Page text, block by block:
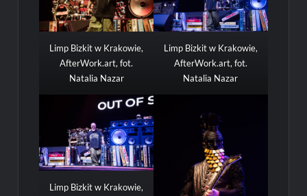
Limp Bizkit w Krakowie,
AfterWork.art, fot.
Natalia Nazar
Limp Bizkit w Krakowie,
AfterWork.art, fot.
Natalia Nazar
Limp Bizkit w Krakowie,